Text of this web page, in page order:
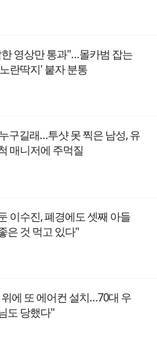
영상만 통과"…몰카범 잡는
란딱지' 붙자 분통
구길래…투샷 못 찍은 남성, 유
매니저에 주먹질
이수진, 폐경에도 셋째 아들
은 것 먹고 있다"
에 또 에어컨 설치…70대 우
도 당했다"